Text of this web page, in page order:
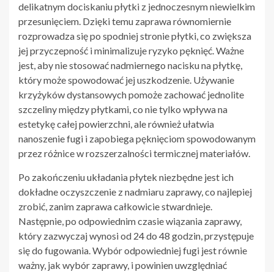
delikatnym dociskaniu płytki z jednoczesnym niewielkim
przesunięciem. Dzięki temu zaprawa równomiernie
rozprowadza się po spodniej stronie płytki, co zwiększa
jej przyczepność i minimalizuje ryzyko pęknięć. Ważne
jest, aby nie stosować nadmiernego nacisku na płytkę,
który może spowodować jej uszkodzenie. Używanie
krzyżyków dystansowych pomoże zachować jednolite
szczeliny między płytkami, co nie tylko wpływa na
estetykę całej powierzchni, ale również ułatwia
nanoszenie fugi i zapobiega pęknięciom spowodowanym
przez różnice w rozszerzalności termicznej materiałów.
Po zakończeniu układania płytek niezbędne jest ich
dokładne oczyszczenie z nadmiaru zaprawy, co najlepiej
zrobić, zanim zaprawa całkowicie stwardnieje.
Następnie, po odpowiednim czasie wiązania zaprawy,
który zazwyczaj wynosi od 24 do 48 godzin, przystępuje
się do fugowania. Wybór odpowiedniej fugi jest równie
ważny, jak wybór zaprawy, i powinien uwzględniać